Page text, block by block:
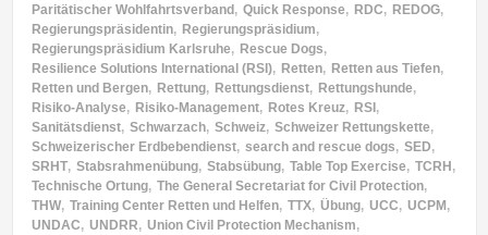
Paritätischer Wohlfahrtsverband, Quick Response, RDC, REDOG,
Regierungspräsidentin, Regierungspräsidium,
Regierungspräsidium Karlsruhe, Rescue Dogs,
Resilience Solutions International (RSI), Retten, Retten aus Tiefen,
Retten und Bergen, Rettung, Rettungsdienst, Rettungshunde,
Risiko-Analyse, Risiko-Management, Rotes Kreuz, RSI,
Sanitätsdienst, Schwarzach, Schweiz, Schweizer Rettungskette,
Schweizerischer Erdbebendienst, search and rescue dogs, SED,
SRHT, Stabsrahmenübung, Stabsübung, Table Top Exercise, TCRH,
Technische Ortung, The General Secretariat for Civil Protection,
THW, Training Center Retten und Helfen, TTX, Übung, UCC, UCPM,
UNDAC, UNDRR, Union Civil Protection Mechanism,